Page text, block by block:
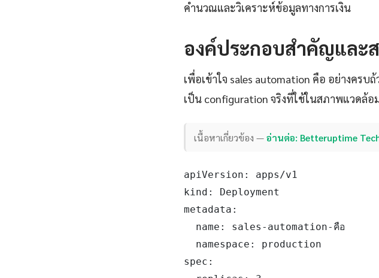
คำนวณและวิเคราะห์ข้อมูลทางการเงิน
องค์ประกอบสำคัญและ
เพื่อเข้าใจ sales automation คือ อย่างคร
เป็น configuration จริงที่ใช้ในสภาพแวดล้อ
เนื้อหาเกี่ยวข้อง —อ่านต่อ: Betteruptime
apiVersion: apps/v1
kind: Deployment
metadata:
  name: sales-automation-คือ
  namespace: production
spec: